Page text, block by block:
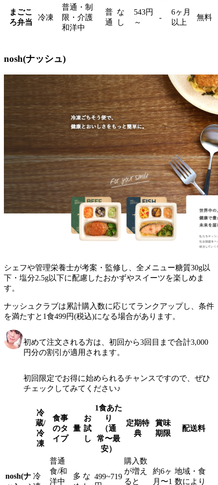
まごこ
ろ弁当
冷凍
普通・制
限・介護
和洋中
普
通
な
し
543円
～
-
6ヶ月
以上
無料
nosh(ナッシュ)
シェフや管理栄養士が考案・監修し、全メニュー糖質30g以
下・塩分2.5g以下に配慮したおかずやスイーツを楽しめま
す。
ナッシュクラブは累計購入数に応じてランクアップし、条件
を満たすと1食499円(税込)になる場合があります。
初めて注文される方は、初回から3回目まで合計3,000
円分の割引が適用されます。
初回限定でお得に始められるチャンスですので、ぜひ
チェックしてみてください♪
冷
蔵/
冷
凍
食事
のタ
イプ
量
お
試
し
1食あた
り
（通
常〜最
安）
定期特
典
賞味
期限
配送料
nosh(ナ 冷
普通
食/和
洋中
多 な 499~719
購入数
が増え
ると
約6ヶ
月〜1
地域・食
数により